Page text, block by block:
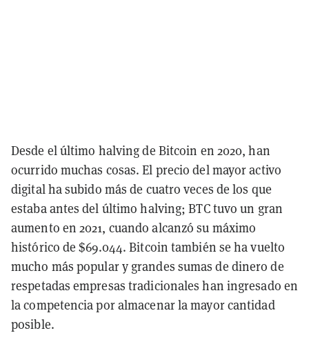
Desde el último halving de Bitcoin en 2020, han
ocurrido muchas cosas. El precio del mayor activo
digital ha subido más de cuatro veces de los que
estaba antes del último halving; BTC tuvo un gran
aumento en 2021, cuando alcanzó su máximo
histórico de $69.044. Bitcoin también se ha vuelto
mucho más popular y grandes sumas de dinero de
respetadas empresas tradicionales han ingresado en
la competencia por almacenar la mayor cantidad
posible.